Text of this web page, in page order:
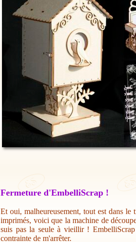
Fermeture d'EmbelliScrap !
Et oui, malheureusement, tout est dans
imprimés, voici que la machine de
suis pas la seule à vieillir !
contrainte de m'arrêter.